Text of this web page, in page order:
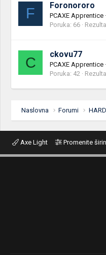
F Foronororo
PCAXE Apprentice ·
Poruka 66
C ckovu77
PCAXE Apprentice ·
Poruka 42
Naslovna Forumi
Axe Light Promenite